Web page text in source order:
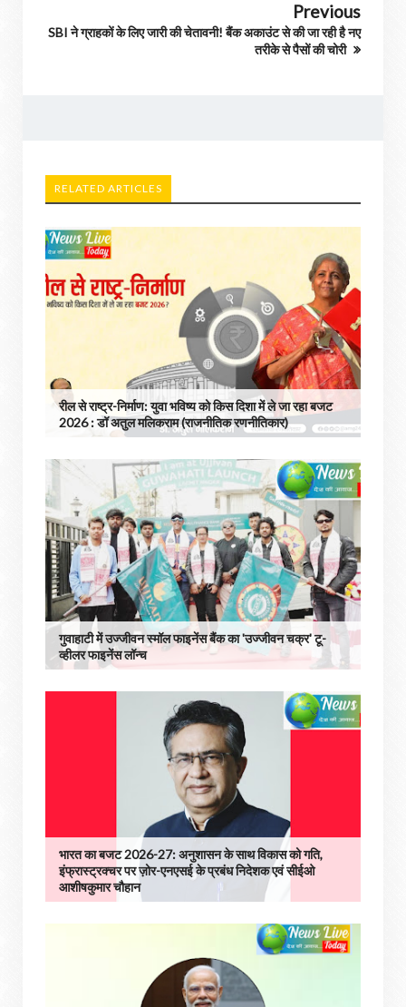
Previous
SBI ने ग्राहकों के लिए जारी की चेतावनी! बैंक अकाउंट से की जा रही है नए
तरीके से पैसों की चोरी
RELATED ARTICLES
रील से राष्ट्र-निर्माण: युवा भविष्य को किस दिशा में ले जा रहा बजट
2026 : डॉ अतुल मलिकराम (राजनीतिक रणनीतिकार)
गुवाहाटी में उज्जीवन स्मॉल फाइनेंस बैंक का 'उज्जीवन चक्र' टू-
व्हीलर फाइनेंस लॉन्च
भारत का बजट 2026-27: अनुशासन के साथ विकास को गति,
इंफ्रास्ट्रक्चर पर ज़ोर-एनएसई के प्रबंध निदेशक एवं सीईओ
आशीषकुमार चौहान